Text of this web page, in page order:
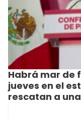
Habrá mar de
jueves en el
rescatan a